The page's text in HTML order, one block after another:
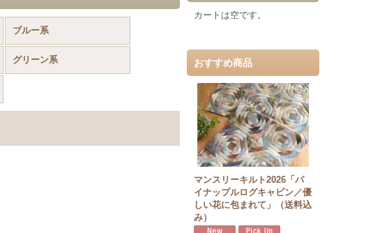
カートは空です。
おすすめ商品
マンスリーキルト2026「パ
イナップルログキャビン／優
しい花に包まれて」（送料込
み）
ブルー系
グリーン系